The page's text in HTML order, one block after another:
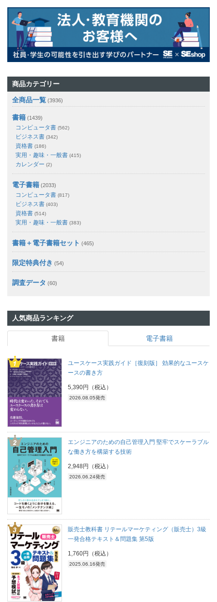
商品カテゴリー
全商品一覧 (3936)
書籍 (1439)
コンピュータ書 (562)
ビジネス書 (342)
資格書 (186)
実用・趣味・一般書 (415)
カレンダー (2)
電子書籍 (2033)
コンピュータ書 (817)
ビジネス書 (403)
資格書 (514)
実用・趣味・一般書 (383)
書籍＋電子書籍セット (465)
限定特典付き (54)
調査データ (60)
人気商品ランキング
書籍 電子書籍
ユースケース実践ガイド［復刻版］ 効果的なユースケ
ースの書き方
5,390円（税込）
2026.08.05発売
エンジニアのための自己管理入門 堅牢でスケーラブル
な働き方を構築する技術
2,948円（税込）
2026.06.24発売
販売士教科書 リテールマーケティング（販売士）3級
一発合格テキスト＆問題集 第5版
1,760円（税込）
2025.06.16発売